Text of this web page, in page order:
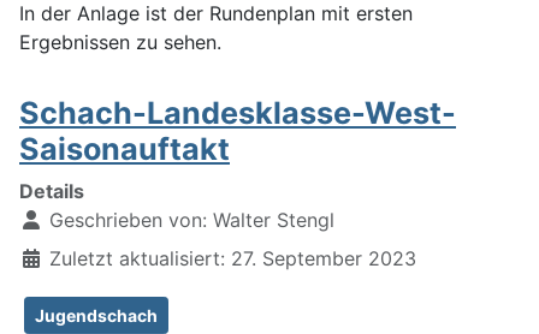
In der Anlage ist der Rundenplan mit ersten
Ergebnissen zu sehen.
Schach-Landesklasse-West-
Saisonauftakt
Details
Geschrieben von: Walter Stengl
Zuletzt aktualisiert: 27. September 2023
Jugendschach